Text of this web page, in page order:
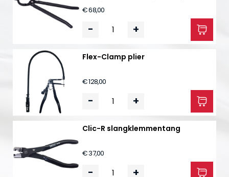
€ 68,00
- +
Flex-Clamp plier
€ 128,00
- +
Clic-R slangklemmentang
€ 37,00
- +